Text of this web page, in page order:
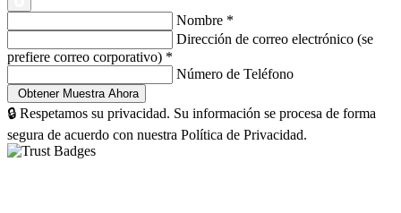
Nombre *
Dirección de correo electrónico (se
prefiere correo corporativo) *
Número de Teléfono
🔒 Respetamos su privacidad. Su información se procesa de forma
segura de acuerdo con nuestra Política de Privacidad.